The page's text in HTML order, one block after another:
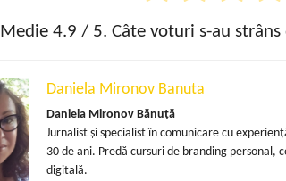
Medie 4.9 / 5. Câte voturi s-au
Daniela Mironov Banuta
Daniela Mironov Bănuță
Jurnalist și specialist în comunicare cu
30 de ani. Predă cursuri de branding personal,
digitală.